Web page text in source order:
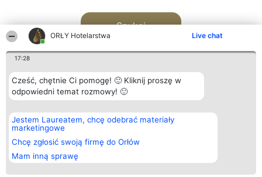
ORŁY Hotelarstwa Live chat
17:28
Cześć, chętnie Ci pomogę! 🙂 Kliknij proszę w
odpowiedni temat rozmowy! 🙂
Jestem Laureatem, chcę odebrać materiały
marketingowe
Chcę zgłosić swoją firmę do Orłów
Mam inną sprawę
Szukaj
Organizator plebiscytu
Bright Side Solutions sp. z o.
o. sp. k.
ul. Ruska 22
Wrocław 50-079
KRS 0000749100 | Regon
381313360 | NIP 8943132676
Plebiscyt
Laureaci
wszystkich
Laureatów
Regulamin
Kontakt
Kontakt